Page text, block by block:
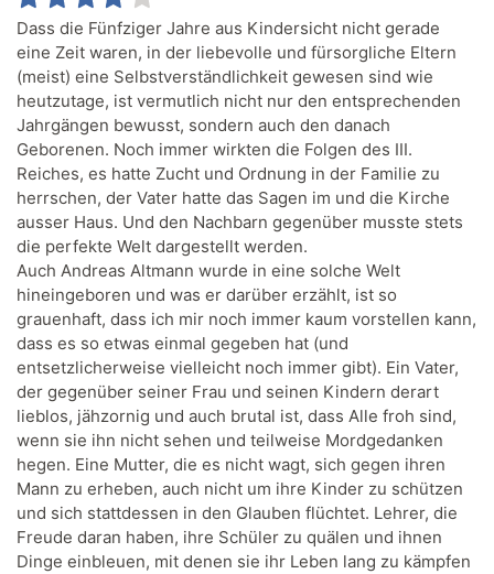
Dass die Fünfziger Jahre aus Kindersicht nicht gerade
eine Zeit waren, in der liebevolle und fürsorgliche Eltern
(meist) eine Selbstverständlichkeit gewesen sind wie
heutzutage, ist vermutlich nicht nur den entsprechenden
Jahrgängen bewusst, sondern auch den danach
Geborenen. Noch immer wirkten die Folgen des III.
Reiches, es hatte Zucht und Ordnung in der Familie zu
herrschen, der Vater hatte das Sagen im und die Kirche
ausser Haus. Und den Nachbarn gegenüber musste stets
die perfekte Welt dargestellt werden.
Auch Andreas Altmann wurde in eine solche Welt
hineingeboren und was er darüber erzählt, ist so
grauenhaft, dass ich mir noch immer kaum vorstellen kann,
dass es so etwas einmal gegeben hat (und
entsetzlicherweise vielleicht noch immer gibt). Ein Vater,
der gegenüber seiner Frau und seinen Kindern derart
lieblos, jähzornig und auch brutal ist, dass Alle froh sind,
wenn sie ihn nicht sehen und teilweise Mordgedanken
hegen. Eine Mutter, die es nicht wagt, sich gegen ihren
Mann zu erheben, auch nicht um ihre Kinder zu schützen
und sich stattdessen in den Glauben flüchtet. Lehrer, die
Freude daran haben, ihre Schüler zu quälen und ihnen
Dinge einbleuen, mit denen sie ihr Leben lang zu kämpfen